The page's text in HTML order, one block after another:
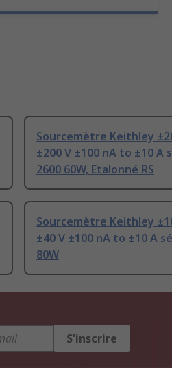
Sourcemètre Keithley
±200 V ±100 nA to ±10 A
2600 60W, Etalonné RS
Sourcemètre Keithley
±40 V ±100 nA to ±10 A
80W
S'inscrire